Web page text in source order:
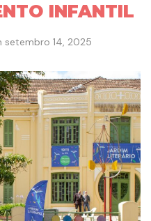
INFANTIL
setembro 14, 2025